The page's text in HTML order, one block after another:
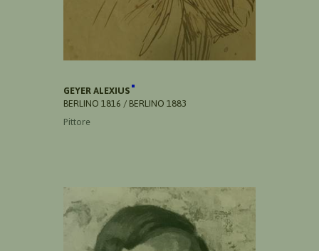
GEYER ALEXIUS
BERLINO 1816 / BERLINO 1883
Pittore